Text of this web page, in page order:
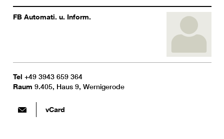
FB Automati. u. Inform.
Tel +49 3943 659 364
Raum 9.405, Haus 9, Wernigerode
vCard